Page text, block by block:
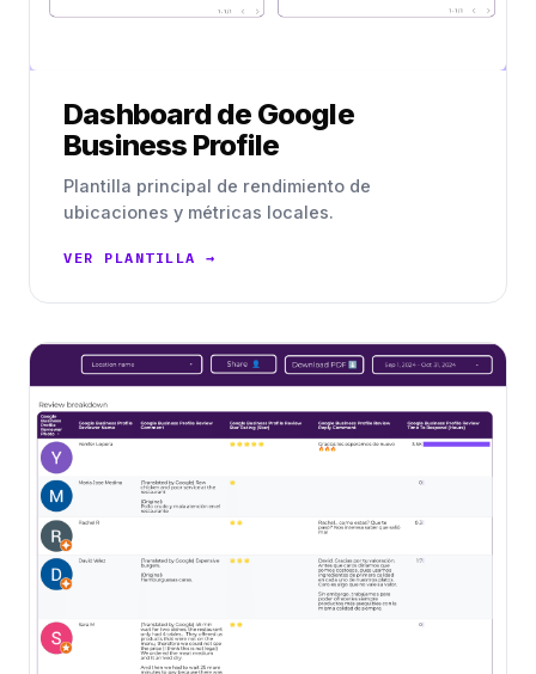
Dashboard de Google
Business Profile
Plantilla principal de rendimiento de
ubicaciones y métricas locales.
VER PLANTILLA →